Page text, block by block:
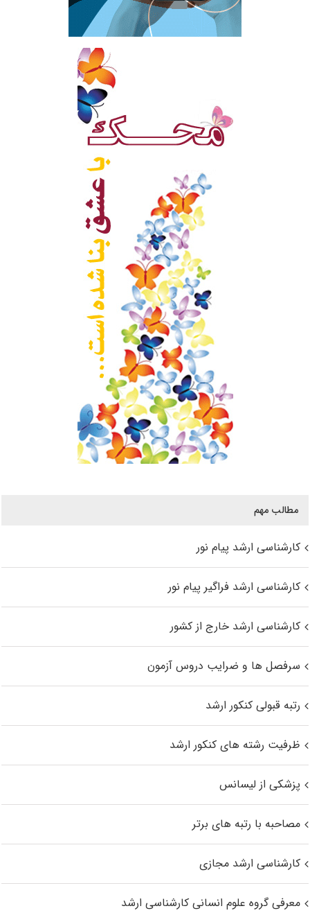
مطالب مهم
کارشناسی ارشد پیام نور
کارشناسی ارشد فراگیر پیام نور
کارشناسی ارشد خارج از کشور
سرفصل ها و ضرایب دروس آزمون
رتبه قبولی کنکور ارشد
ظرفیت رشته های کنکور ارشد
پزشکی از لیسانس
مصاحبه با رتبه های برتر
کارشناسی ارشد مجازی
معرفی گروه علوم انسانی کارشناسی ارشد